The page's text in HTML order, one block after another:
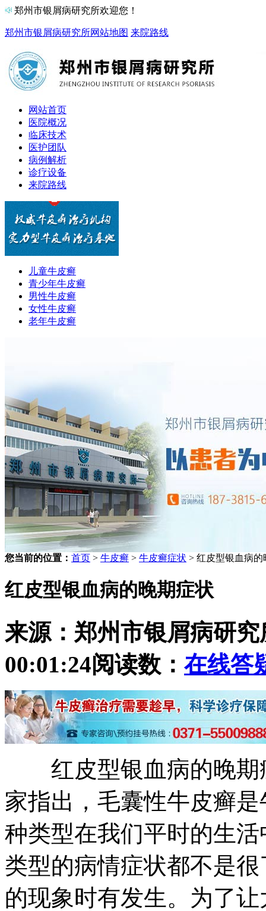
郑州市银屑病研究所欢迎您！
郑州市银屑病研究所网站地图 来院路线
网站首页
医院概况
临床技术
医护团队
病例解析
诊疗设备
来院路线
儿童牛皮癣
青少年牛皮癣
男性牛皮癣
女性牛皮癣
老年牛皮癣
您当前的位置： 首页 > 牛皮癣 > 牛皮癣症状 > 红皮型银血病的
红皮型银血病的晚期症状
来源：郑州市银屑病研究
00:01:24阅读数： 在线答
红皮型银血病的晚期
家指出，毛囊性牛皮癣
种类型在我们平时的生
类型的病情症状都不是
的现象时有发生。为了